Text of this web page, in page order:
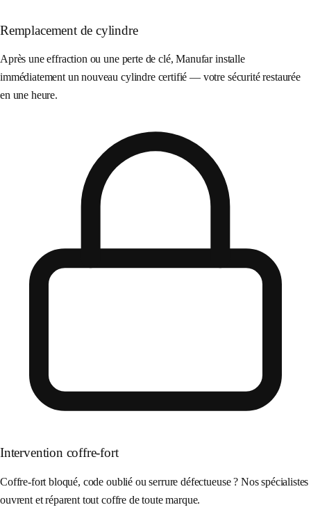
Remplacement de cylindre
Après une effraction ou une perte de clé, Manufar installe
immédiatement un nouveau cylindre certifié — votre sécurité restaurée
en une heure.
Intervention coffre-fort
Coffre-fort bloqué, code oublié ou serrure défectueuse ? Nos spécialistes
ouvrent et réparent tout coffre de toute marque.